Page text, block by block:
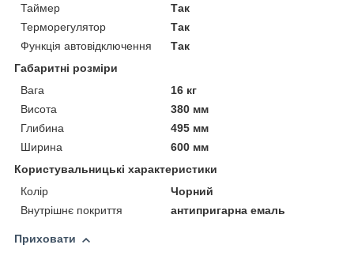
Таймер
Так
Терморегулятор
Так
Функція автовідключення
Так
Габаритні розміри
Вага
16 кг
Висота
380 мм
Глибина
495 мм
Ширина
600 мм
Користувальницькі характеристики
Колір
Чорний
Внутрішнє покриття
антипригарна емаль
Приховати